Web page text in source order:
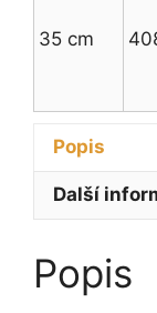
35 cm
Popis
Další
Popis